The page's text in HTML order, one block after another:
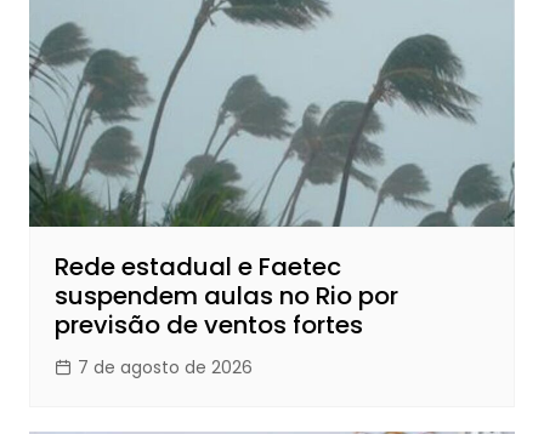
Rede estadual e Faetec
suspendem aulas no Rio por
previsão de ventos fortes
7 de agosto de 2026